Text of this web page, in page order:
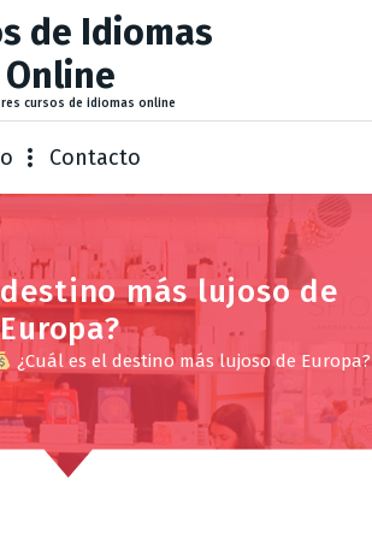
de Idiomas
Online
cursos de idiomas online
Contacto
más lujoso de
Europa?
​ ¿Cuál es el destino más lujoso de Europa?